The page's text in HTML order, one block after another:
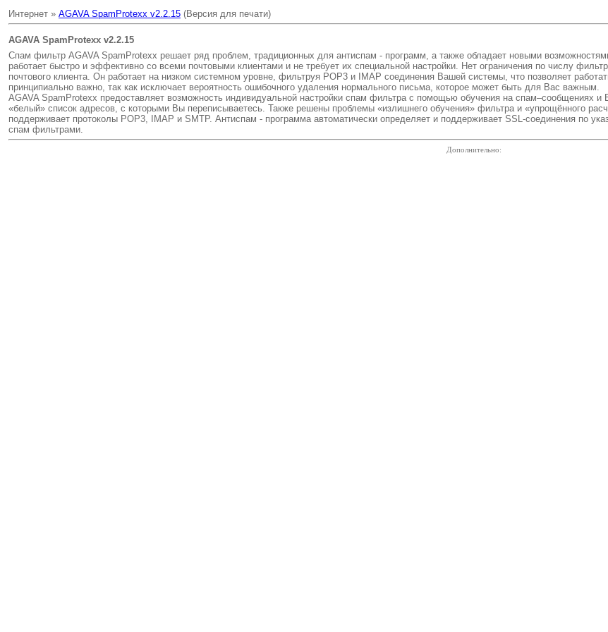
Интернет » AGAVA SpamProtexx v2.2.15 (Версия для печати)
AGAVA SpamProtexx v2.2.15
Спам фильтр AGAVA SpamProtexx решает ряд проблем, традиционных для антиспам - программ, а также обладает новыми
работает быстро и эффективно со всеми почтовыми клиентами и не требует их специальной настройки. Нет ограничения по числу
почтового клиента. Он работает на низком системном уровне, фильтруя POP3 и IMAP соединения Вашей системы, что позволяет
принципиально важно, так как исключает вероятность ошибочного удаления нормального письма, которое может быть для Вас важным.
AGAVA SpamProtexx предоставляет возможность индивидуальной настройки спам фильтра с помощью обучения на спам–сообщениях
«белый» список адресов, с которыми Вы переписываетесь. Также решены проблемы «излишнего обучения» фильтра и «упрощённого
поддерживает протоколы POP3, IMAP и SMTP. Антиспам - программа автоматически определяет и поддерживает SSL-соединения по
спам фильтрами.
Дополнительно: